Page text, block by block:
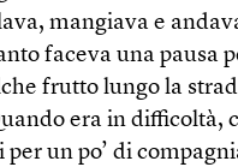
mangiava e
faceva una pausa
frutto lungo la
era in difficoltà,
un po’ di